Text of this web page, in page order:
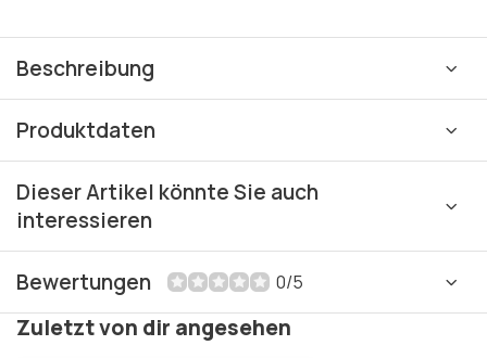
Beschreibung
Produktdaten
Dieser Artikel könnte Sie auch
interessieren
Bewertungen 0/5
Zuletzt von dir angesehen